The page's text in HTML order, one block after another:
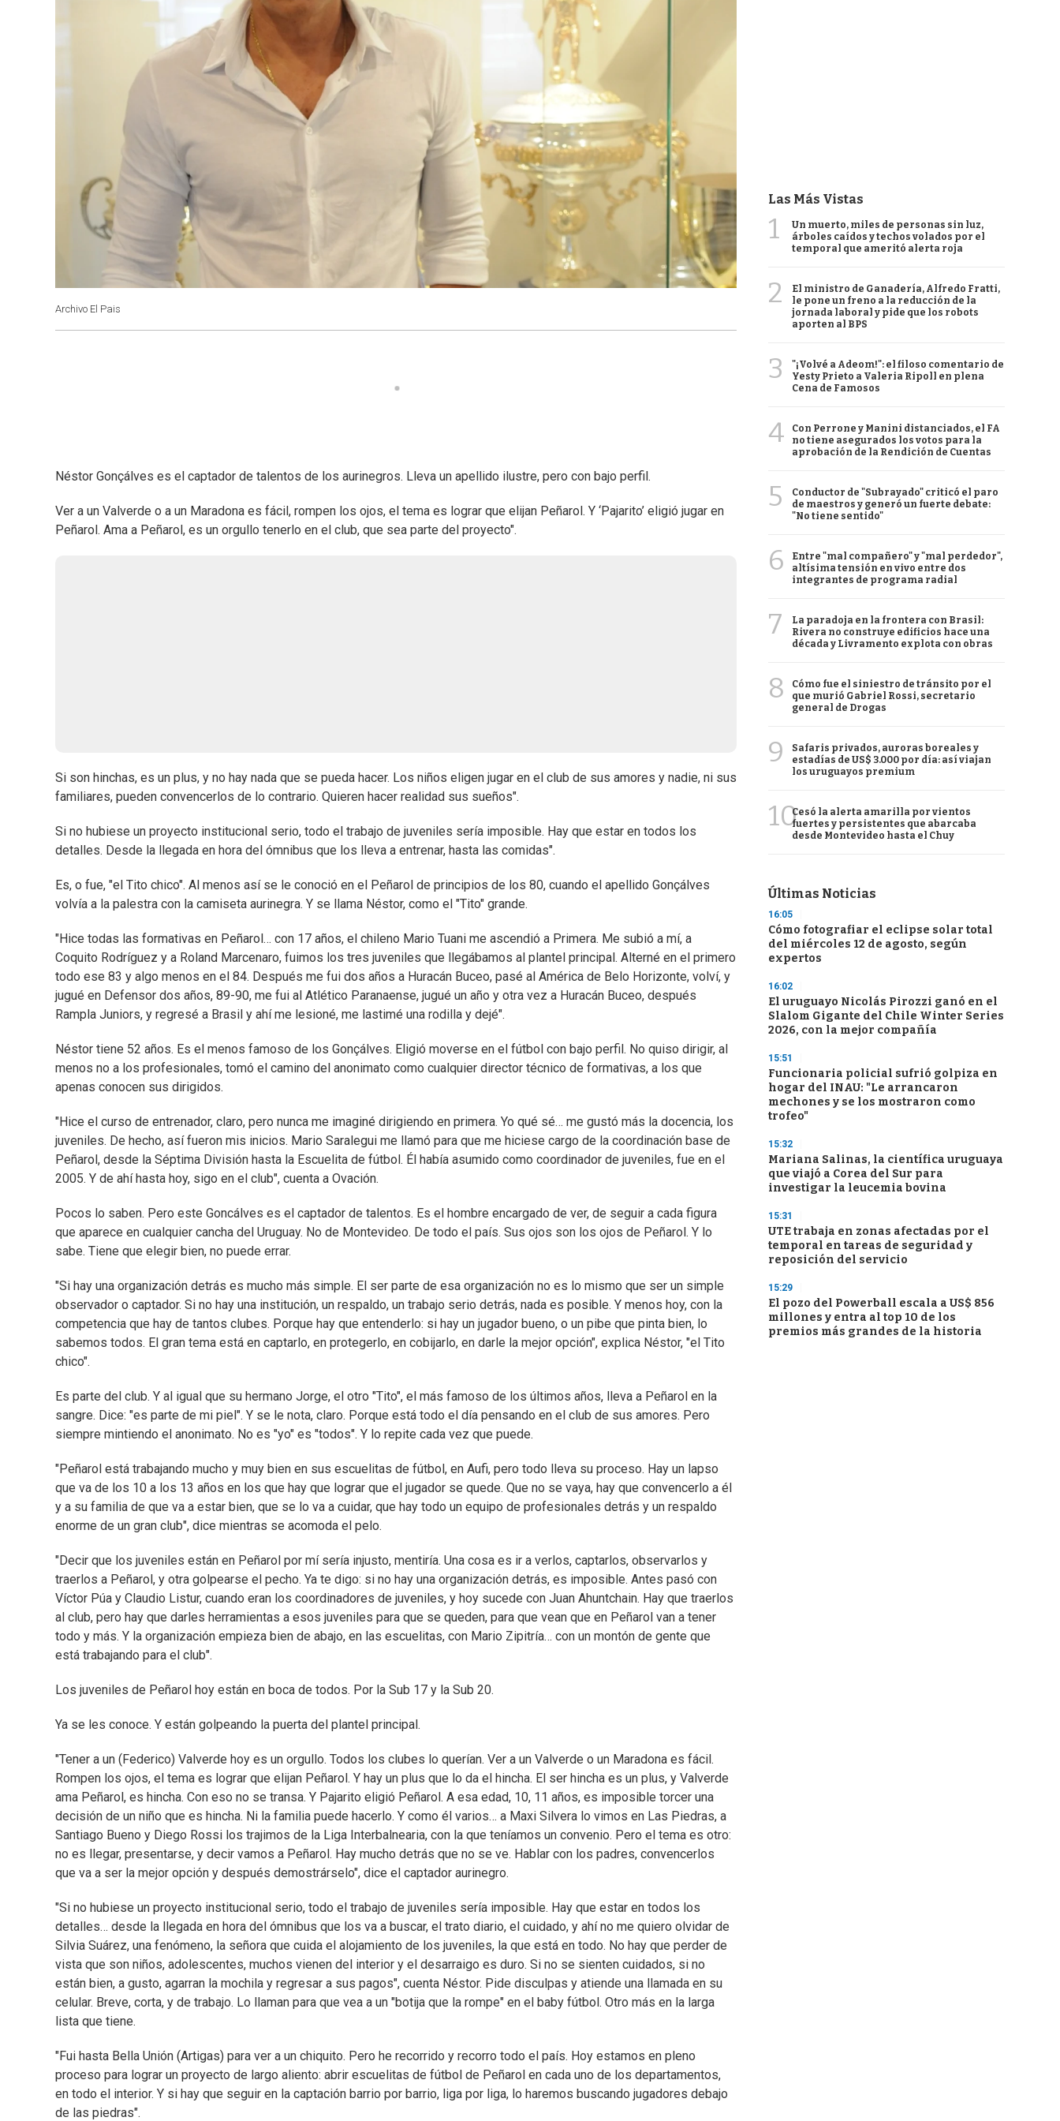
Archivo El Pais
Néstor Gonçálves es el captador de talentos de los aurinegros. Lleva un apellido ilustre, pero con bajo perfil.
Ver a un Valverde o a un Maradona es fácil, rompen los ojos, el tema es lograr que elijan Peñarol. Y ‘Pajarito’ eligió jugar en
Peñarol. Ama a Peñarol, es un orgullo tenerlo en el club, que sea parte del proyecto".
Si son hinchas, es un plus, y no hay nada que se pueda hacer. Los niños eligen jugar en el club de sus amores y nadie, ni sus
familiares, pueden convencerlos de lo contrario. Quieren hacer realidad sus sueños".
Si no hubiese un proyecto institucional serio, todo el trabajo de juveniles sería imposible. Hay que estar en todos los
detalles. Desde la llegada en hora del ómnibus que los lleva a entrenar, hasta las comidas".
Es, o fue, "el Tito chico". Al menos así se le conoció en el Peñarol de principios de los 80, cuando el apellido Gonçálves
volvía a la palestra con la camiseta aurinegra. Y se llama Néstor, como el "Tito" grande.
"Hice todas las formativas en Peñarol… con 17 años, el chileno Mario Tuani me ascendió a Primera. Me subió a mí, a
Coquito Rodríguez y a Roland Marcenaro, fuimos los tres juveniles que llegábamos al plantel principal. Alterné en el primero
todo ese 83 y algo menos en el 84. Después me fui dos años a Huracán Buceo, pasé al América de Belo Horizonte, volví, y
jugué en Defensor dos años, 89-90, me fui al Atlético Paranaense, jugué un año y otra vez a Huracán Buceo, después
Rampla Juniors, y regresé a Brasil y ahí me lesioné, me lastimé una rodilla y dejé".
Néstor tiene 52 años. Es el menos famoso de los Gonçálves. Eligió moverse en el fútbol con bajo perfil. No quiso dirigir, al
menos no a los profesionales, tomó el camino del anonimato como cualquier director técnico de formativas, a los que
apenas conocen sus dirigidos.
"Hice el curso de entrenador, claro, pero nunca me imaginé dirigiendo en primera. Yo qué sé… me gustó más la docencia, los
juveniles. De hecho, así fueron mis inicios. Mario Saralegui me llamó para que me hiciese cargo de la coordinación base de
Peñarol, desde la Séptima División hasta la Escuelita de fútbol. Él había asumido como coordinador de juveniles, fue en el
2005. Y de ahí hasta hoy, sigo en el club", cuenta a Ovación.
Pocos lo saben. Pero este Goncálves es el captador de talentos. Es el hombre encargado de ver, de seguir a cada figura
que aparece en cualquier cancha del Uruguay. No de Montevideo. De todo el país. Sus ojos son los ojos de Peñarol. Y lo
sabe. Tiene que elegir bien, no puede errar.
"Si hay una organización detrás es mucho más simple. El ser parte de esa organización no es lo mismo que ser un simple
observador o captador. Si no hay una institución, un respaldo, un trabajo serio detrás, nada es posible. Y menos hoy, con la
competencia que hay de tantos clubes. Porque hay que entenderlo: si hay un jugador bueno, o un pibe que pinta bien, lo
sabemos todos. El gran tema está en captarlo, en protegerlo, en cobijarlo, en darle la mejor opción", explica Néstor, "el Tito
chico".
Es parte del club. Y al igual que su hermano Jorge, el otro "Tito", el más famoso de los últimos años, lleva a Peñarol en la
sangre. Dice: "es parte de mi piel". Y se le nota, claro. Porque está todo el día pensando en el club de sus amores. Pero
siempre mintiendo el anonimato. No es "yo" es "todos". Y lo repite cada vez que puede.
"Peñarol está trabajando mucho y muy bien en sus escuelitas de fútbol, en Aufi, pero todo lleva su proceso. Hay un lapso
que va de los 10 a los 13 años en los que hay que lograr que el jugador se quede. Que no se vaya, hay que convencerlo a él
y a su familia de que va a estar bien, que se lo va a cuidar, que hay todo un equipo de profesionales detrás y un respaldo
enorme de un gran club", dice mientras se acomoda el pelo.
"Decir que los juveniles están en Peñarol por mí sería injusto, mentiría. Una cosa es ir a verlos, captarlos, observarlos y
traerlos a Peñarol, y otra golpearse el pecho. Ya te digo: si no hay una organización detrás, es imposible. Antes pasó con
Víctor Púa y Claudio Listur, cuando eran los coordinadores de juveniles, y hoy sucede con Juan Ahuntchain. Hay que traerlos
al club, pero hay que darles herramientas a esos juveniles para que se queden, para que vean que en Peñarol van a tener
todo y más. Y la organización empieza bien de abajo, en las escuelitas, con Mario Zipitría… con un montón de gente que
está trabajando para el club".
Los juveniles de Peñarol hoy están en boca de todos. Por la Sub 17 y la Sub 20.
Ya se les conoce. Y están golpeando la puerta del plantel principal.
"Tener a un (Federico) Valverde hoy es un orgullo. Todos los clubes lo querían. Ver a un Valverde o un Maradona es fácil.
Rompen los ojos, el tema es lograr que elijan Peñarol. Y hay un plus que lo da el hincha. El ser hincha es un plus, y Valverde
ama Peñarol, es hincha. Con eso no se transa. Y Pajarito eligió Peñarol. A esa edad, 10, 11 años, es imposible torcer una
decisión de un niño que es hincha. Ni la familia puede hacerlo. Y como él varios… a Maxi Silvera lo vimos en Las Piedras, a
Santiago Bueno y Diego Rossi los trajimos de la Liga Interbalnearia, con la que teníamos un convenio. Pero el tema es otro:
no es llegar, presentarse, y decir vamos a Peñarol. Hay mucho detrás que no se ve. Hablar con los padres, convencerlos
que va a ser la mejor opción y después demostrárselo", dice el captador aurinegro.
"Si no hubiese un proyecto institucional serio, todo el trabajo de juveniles sería imposible. Hay que estar en todos los
detalles… desde la llegada en hora del ómnibus que los va a buscar, el trato diario, el cuidado, y ahí no me quiero olvidar de
Silvia Suárez, una fenómeno, la señora que cuida el alojamiento de los juveniles, la que está en todo. No hay que perder de
vista que son niños, adolescentes, muchos vienen del interior y el desarraigo es duro. Si no se sienten cuidados, si no
están bien, a gusto, agarran la mochila y regresar a sus pagos", cuenta Néstor. Pide disculpas y atiende una llamada en su
celular. Breve, corta, y de trabajo. Lo llaman para que vea a un "botija que la rompe" en el baby fútbol. Otro más en la larga
lista que tiene.
"Fui hasta Bella Unión (Artigas) para ver a un chiquito. Pero he recorrido y recorro todo el país. Hoy estamos en pleno
proceso para lograr un proyecto de largo aliento: abrir escuelitas de fútbol de Peñarol en cada uno de los departamentos,
en todo el interior. Y si hay que seguir en la captación barrio por barrio, liga por liga, lo haremos buscando jugadores debajo
de las piedras".
Las Más Vistas
1
Un muerto, miles de personas sin luz,
árboles caídos y techos volados por el
temporal que ameritó alerta roja
2
El ministro de Ganadería, Alfredo Fratti,
le pone un freno a la reducción de la
jornada laboral y pide que los robots
aporten al BPS
3
"¡Volvé a Adeom!": el filoso comentario de
Yesty Prieto a Valeria Ripoll en plena
Cena de Famosos
4
Con Perrone y Manini distanciados, el FA
no tiene asegurados los votos para la
aprobación de la Rendición de Cuentas
5
Conductor de "Subrayado" criticó el paro
de maestros y generó un fuerte debate:
"No tiene sentido"
6
Entre "mal compañero" y "mal perdedor",
altísima tensión en vivo entre dos
integrantes de programa radial
7
La paradoja en la frontera con Brasil:
Rivera no construye edificios hace una
década y Livramento explota con obras
8
Cómo fue el siniestro de tránsito por el
que murió Gabriel Rossi, secretario
general de Drogas
9
Safaris privados, auroras boreales y
estadías de US$ 3.000 por día: así viajan
los uruguayos premium
10Cesó la alerta amarilla por vientos
fuertes y persistentes que abarcaba
desde Montevideo hasta el Chuy
Últimas Noticias
16:05
Cómo fotografiar el eclipse solar total
del miércoles 12 de agosto, según
expertos
16:02
El uruguayo Nicolás Pirozzi ganó en el
Slalom Gigante del Chile Winter Series
2026, con la mejor compañía
15:51
Funcionaria policial sufrió golpiza en
hogar del INAU: "Le arrancaron
mechones y se los mostraron como
trofeo"
15:32
Mariana Salinas, la científica uruguaya
que viajó a Corea del Sur para
investigar la leucemia bovina
15:31
UTE trabaja en zonas afectadas por el
temporal en tareas de seguridad y
reposición del servicio
15:29
El pozo del Powerball escala a US$ 856
millones y entra al top 10 de los
premios más grandes de la historia